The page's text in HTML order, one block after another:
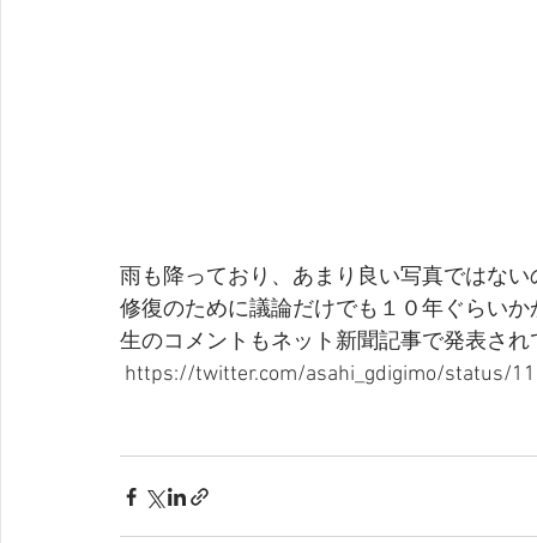
雨も降っており、あまり良い写真ではな
修復のために議論だけでも１０年ぐらい
生のコメントもネット新聞記事で発表され
https://twitter.com/asahi_gdigimo/status/